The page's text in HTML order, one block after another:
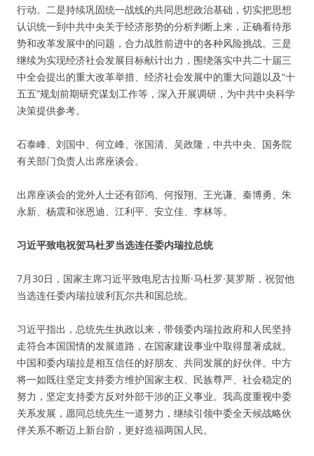
行动。二是持续巩固统一战线的共同思想政治基础，切实把思想
认识统一到中共中央关于经济形势的分析判断上来，正确看待形
势和改革发展中的问题，合力战胜前进中的各种风险挑战。三是
继续为实现经济社会发展目标献计出力，围绕落实中共二十届三
中全会提出的重大改革举措、经济社会发展中的重大问题以及“十
五五”规划前期研究谋划工作等，深入开展调研，为中共中央科学
决策提供参考。
石泰峰、刘国中、何立峰、张国清、吴政隆，中共中央、国务院
有关部门负责人出席座谈会。
出席座谈会的党外人士还有邵鸿、何报翔、王光谦、秦博勇、朱
永新、杨震和张恩迪、江利平、安立佳、李林等。
习近平致电祝贺马杜罗当选连任委内瑞拉总统
7月30日，国家主席习近平致电尼古拉斯·马杜罗·莫罗斯，祝贺他
当选连任委内瑞拉玻利瓦尔共和国总统。
习近平指出，总统先生执政以来，带领委内瑞拉政府和人民坚持
走符合本国国情的发展道路，在国家建设事业中取得显著成就。
中国和委内瑞拉是相互信任的好朋友、共同发展的好伙伴。中方
将一如既往坚定支持委方维护国家主权、民族尊严、社会稳定的
努力，坚定支持委方反对外部干涉的正义事业。我高度重视中委
关系发展，愿同总统先生一道努力，继续引领中委全天候战略伙
伴关系不断迈上新台阶，更好造福两国人民。